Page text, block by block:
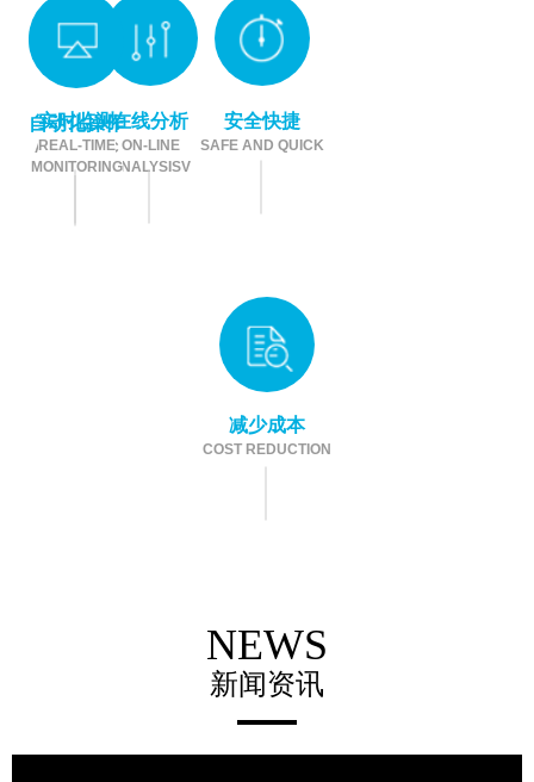
实时监测
REAL-TIME
MONITORING
自动化操作
AUTOMATIC
OPERATION
在线分析
ON-LINE
ANALYSISV
减少成本
COST REDUCTION
安全快捷
SAFE AND QUICK
NEWS
新闻资讯